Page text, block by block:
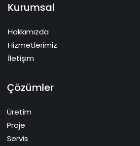
Kurumsal
Hakkımızda
Hizmetlerimiz
İletişim
Çözümler
Üretim
Proje
Servis